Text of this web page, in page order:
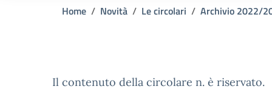
Home Novità Le circolari Archivio 2022/
Il contenuto della circolare n. è riservato.